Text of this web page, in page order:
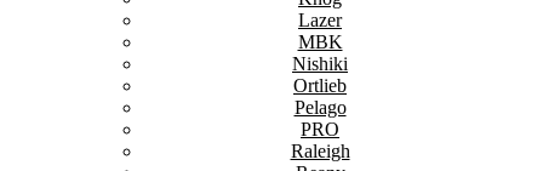
Lazer
MBK
Nishiki
Ortlieb
Pelago
PRO
Raleigh